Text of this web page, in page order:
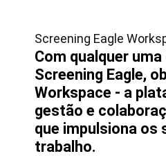
Screening Eagle
Com qualquer
Screening Eagle,
Workspace - a
gestão e
que impulsiona os
trabalho.